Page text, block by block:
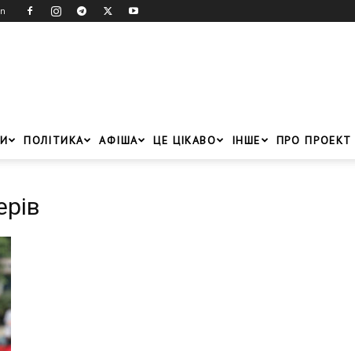
ПОЛІТИКА АФІША ЦЕ ЦІКАВО ІНШЕ ПРО ПРОЕКТ